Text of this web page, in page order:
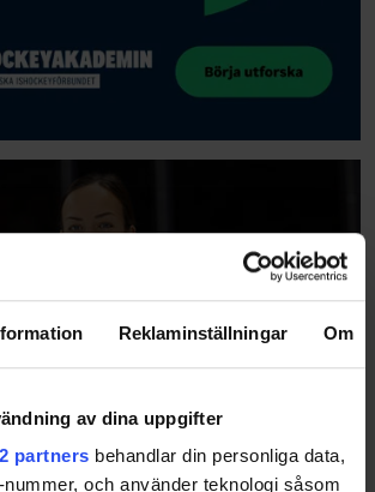
Reklaminställningar Om
av dina uppgifter
partners behandlar din personliga data,
och använder teknologi såsom